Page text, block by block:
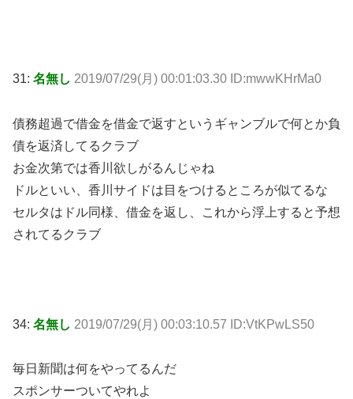
31: 名無し 2019/07/29(月) 00:01:03.30 ID:mwwKHrMa0
債務超過で借金を借金で返すというギャンブルで何とか負
債を返済してるクラブ
お金次第では香川欲しがるんじゃね
ドルといい、香川サイドは目をつけるところが似てるな
セルタはドル同様、借金を返し、これから浮上すると予想
されてるクラブ
34: 名無し 2019/07/29(月) 00:03:10.57 ID:VtKPwLS50
毎日新聞は何をやってるんだ
スポンサーついてやれよ